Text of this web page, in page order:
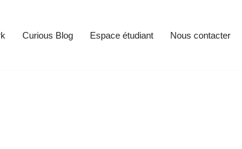
Curious Blog Espace étudiant Nous contacter